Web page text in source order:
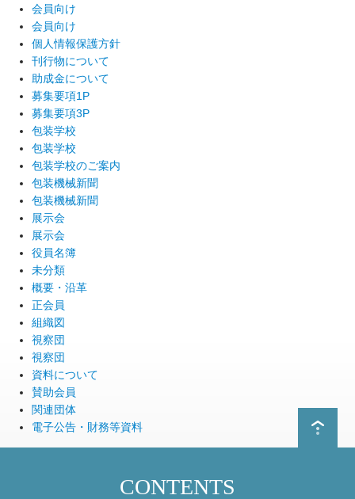
会員向け
会員向け
個人情報保護方針
刊行物について
助成金について
募集要項1P
募集要項3P
包装学校
包装学校
包装学校のご案内
包装機械新聞
包装機械新聞
展示会
展示会
役員名簿
未分類
概要・沿革
正会員
組織図
視察団
視察団
資料について
賛助会員
関連団体
電子公告・財務等資料
CONTENTS